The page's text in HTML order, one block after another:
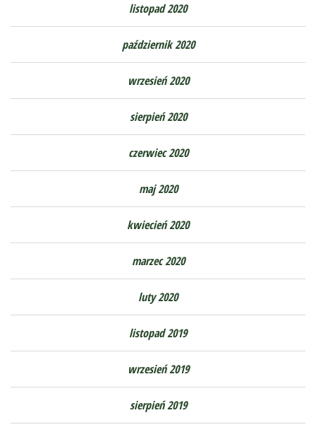
listopad 2020
październik 2020
wrzesień 2020
sierpień 2020
czerwiec 2020
maj 2020
kwiecień 2020
marzec 2020
luty 2020
listopad 2019
wrzesień 2019
sierpień 2019